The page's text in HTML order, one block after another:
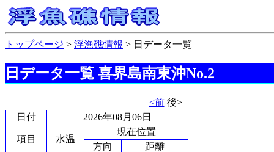
トップページ > 浮漁礁情報 > 日データ一覧
日データ一覧 喜界島南東沖No.2
<前 後>
日付
2026年08月06日
項目 水温
現在位置
方向
距離